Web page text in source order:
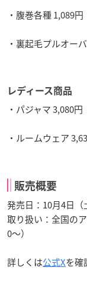
・腹巻各種 1,089円
・裏起毛プルオー
レディース商品
・パジャマ 3,080円
・ルームウェア
販売概要
発売日：10月4日（
取り扱い：全国の
0〜）
詳しくは公式Xを確